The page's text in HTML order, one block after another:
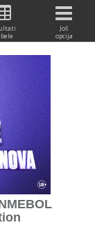
Još
opcija